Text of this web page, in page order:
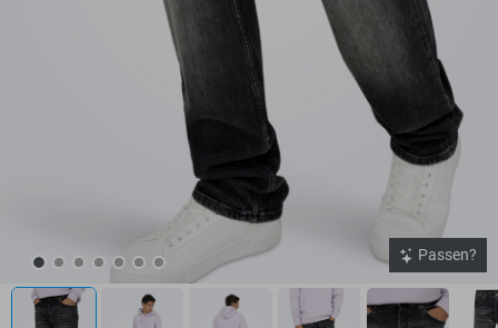
Passen?